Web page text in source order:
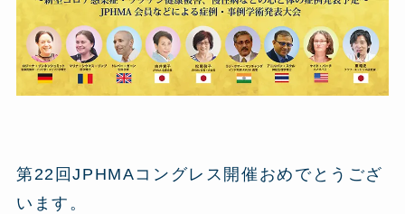
第22回JPHMAコングレス開催おめでとうござ
います。